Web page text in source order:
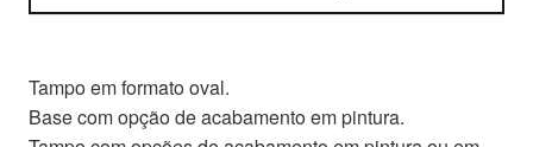
Tampo em formato oval.
Base com opção de acabamento em pintura.